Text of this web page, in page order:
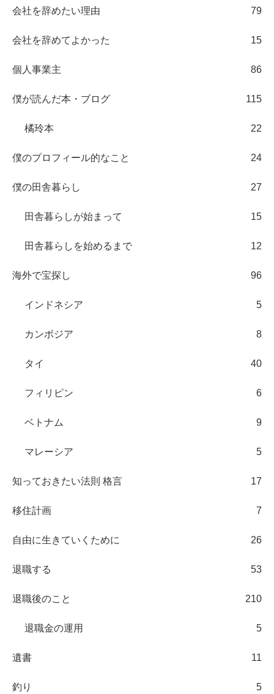
会社を辞めたい理由 79
会社を辞めてよかった 15
個人事業主 86
僕が読んだ本・ブログ 115
橘玲本 22
僕のプロフィール的なこと 24
僕の田舎暮らし 27
田舎暮らしが始まって 15
田舎暮らしを始めるまで 12
海外で宝探し 96
インドネシア 5
カンボジア 8
タイ 40
フィリピン 6
ベトナム 9
マレーシア 5
知っておきたい法則 格言 17
移住計画 7
自由に生きていくために 26
退職する 53
退職後のこと 210
退職金の運用 5
遺書 11
釣り 5